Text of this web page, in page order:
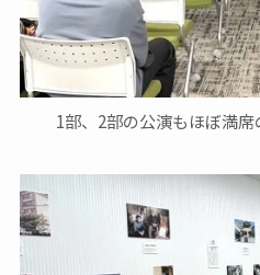
1部、2部の公演もほぼ満